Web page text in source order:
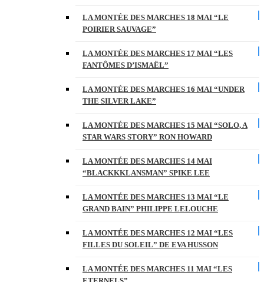
LA MONTÉE DES MARCHES 18 MAI “LE
POIRIER SAUVAGE”
LA MONTÉE DES MARCHES 17 MAI “LES
FANTÔMES D’ISMAËL”
LA MONTÉE DES MARCHES 16 MAI “UNDER
THE SILVER LAKE”
LA MONTÉE DES MARCHES 15 MAI “SOLO, A
STAR WARS STORY” RON HOWARD
LA MONTÉE DES MARCHES 14 MAI
“BLACKKKLANSMAN” SPIKE LEE
LA MONTÉE DES MARCHES 13 MAI “LE
GRAND BAIN” PHILIPPE LELOUCHE
LA MONTÉE DES MARCHES 12 MAI “LES
FILLES DU SOLEIL” DE EVA HUSSON
LA MONTÉE DES MARCHES 11 MAI “LES